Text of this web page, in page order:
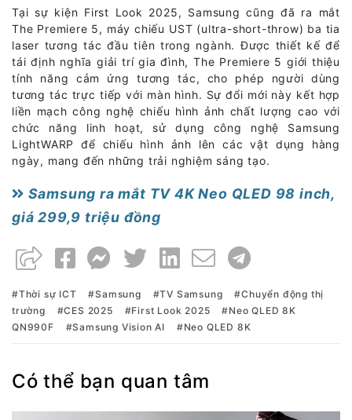
Tại sự kiện First Look 2025, Samsung cũng đã ra mắt
The Premiere 5, máy chiếu UST (ultra-short-throw) ba tia
laser tương tác đầu tiên trong ngành. Được thiết kế để
tái định nghĩa giải trí gia đình, The Premiere 5 giới thiệu
tính năng cảm ứng tương tác, cho phép người dùng
tương tác trực tiếp với màn hình. Sự đổi mới này kết hợp
liền mạch công nghệ chiếu hình ảnh chất lượng cao với
chức năng linh hoạt, sử dụng công nghệ Samsung
LightWARP để chiếu hình ảnh lên các vật dụng hàng
ngày, mang đến những trải nghiệm sáng tạo.
Samsung ra mắt TV 4K Neo QLED 98 inch,
giá 299,9 triệu đồng
Thời sự ICT Samsung TV Samsung
Chuyển động thị
trường
CES 2025 First Look 2025
Neo QLED 8K
QN990F
Samsung Vision AI Neo QLED 8K
Có thể bạn quan tâm